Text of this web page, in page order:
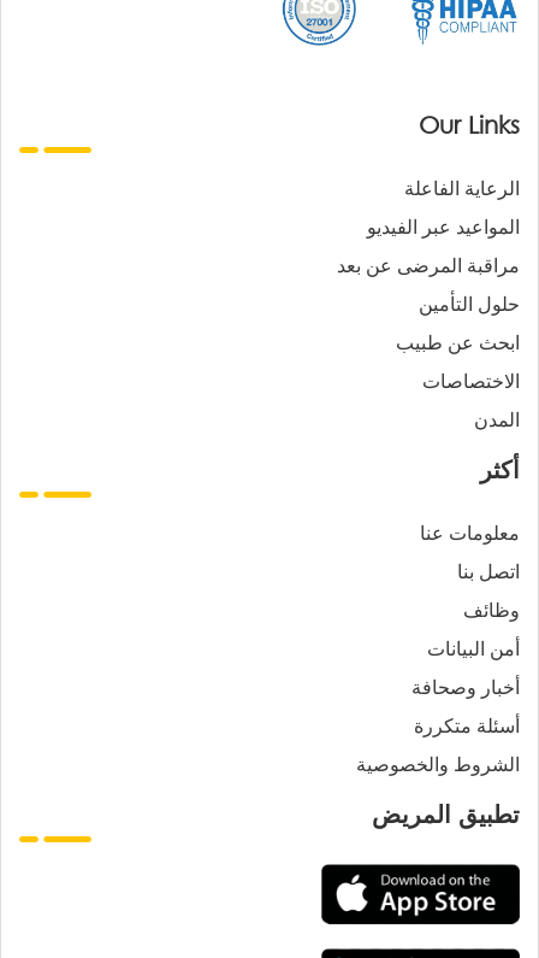
Our Links
الرعاية الفاعلة
المواعيد عبر الفيديو
مراقبة المرضى عن بعد
حلول التأمين
ابحث عن طبيب
الاختصاصات
المدن
أكثر
معلومات عنا
اتصل بنا
وظائف
أمن البيانات
أخبار وصحافة
أسئلة متكررة
الشروط والخصوصية
تطبيق المريض